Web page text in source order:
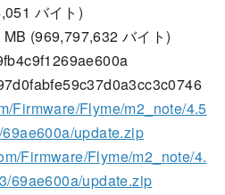
バイト)
(969,797,632 バイト)
Firmware/Flyme/m2_note/4.5
update.zip
Firmware/Flyme/m2_note/4.
69ae600a/update.zip